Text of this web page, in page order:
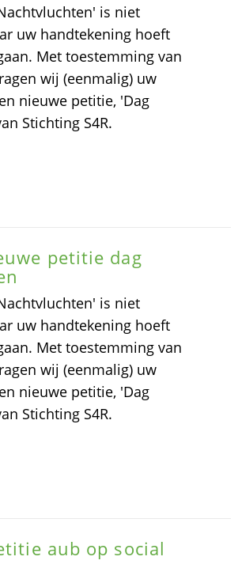
is niet
uw handtekening hoeft
Met toestemming van
wij (eenmalig) uw
nieuwe petitie, 'Dag
Stichting S4R.
petitie dag
is niet
uw handtekening hoeft
Met toestemming van
wij (eenmalig) uw
nieuwe petitie, 'Dag
Stichting S4R.
aub op social